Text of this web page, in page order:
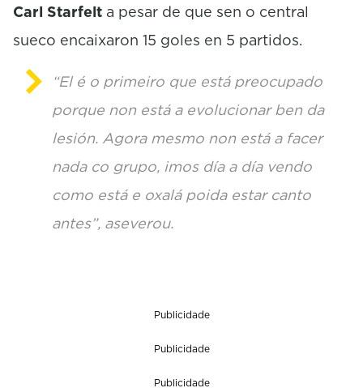
Carl Starfelt a pesar de que sen o central
sueco encaixaron 15 goles en 5 partidos.
“El é o primeiro que está preocupado
porque non está a evolucionar ben da
lesión. Agora mesmo non está a facer
nada co grupo, imos día a día vendo
como está e oxalá poida estar canto
antes”, aseverou.
Publicidade
Publicidade
Publicidade